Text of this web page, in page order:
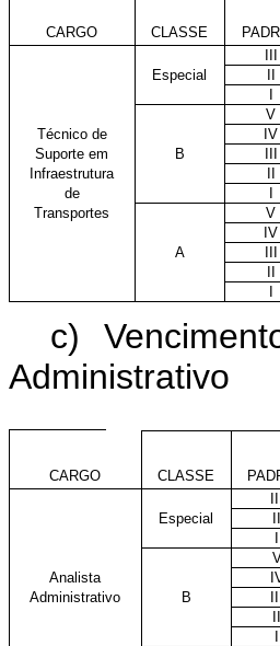
CARGO CLASSE
III
Especial
II
I
V
Técnico de
IV
Suporte em
B III
Infraestrutura
II
de
I
Transportes
V
IV
A
III
II
I
c)
Administrativo
CARGO CLASSE
Especial
II
I
Analista
Administrativo
B
II
I